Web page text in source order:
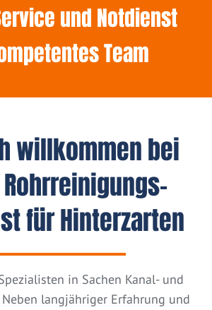
und Notdienst
Team
willkommen bei
für Hinterzarten
in Sachen Kanal- und
langjähriger Erfahrung und